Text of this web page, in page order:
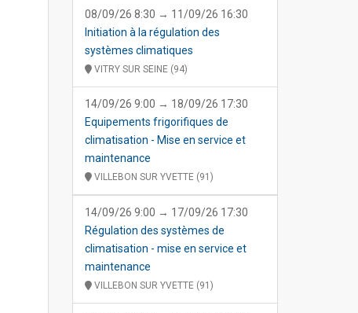
08/09/26 8:30 → 11/09/26 16:30
Initiation à la régulation des
systèmes climatiques
VITRY SUR SEINE (94)
14/09/26 9:00 → 18/09/26 17:30
Equipements frigorifiques de
climatisation - Mise en service et
maintenance
VILLEBON SUR YVETTE (91)
14/09/26 9:00 → 17/09/26 17:30
Régulation des systèmes de
climatisation - mise en service et
maintenance
VILLEBON SUR YVETTE (91)